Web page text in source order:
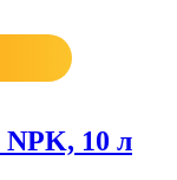
10 л